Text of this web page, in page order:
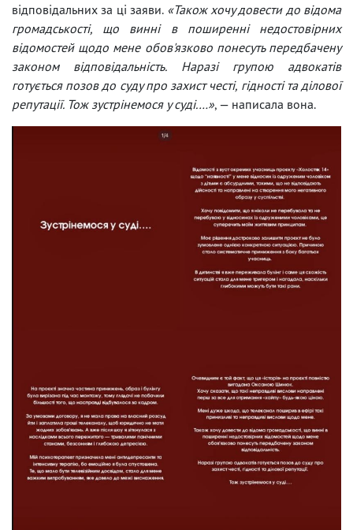
відповідальних за ці заяви. «Також хочу довести до відома
громадськості, що винні в поширенні недостовірних
відомостей щодо мене обов'язково понесуть передбачену
законом відповідальність. Наразі групою адвокатів
готується позов до суду про захист честі, гідності та ділової
репутації. Тож зустрінемося у суді.…», — написала вона.